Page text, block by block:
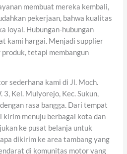
membuat mereka kembali,
pekerjaan, bahwa kualitas
loyal. Hubungan-hubungan
kami hargai. Menjadi supplier
tetapi membangun
sederhana kami di Jl. Moch.
3, Kel. Mulyorejo, Kec. Sukun,
rasa bangga. Dari tempat
kirim menuju berbagai kota dan
ke pusat belanja untuk
dikirim ke area tambang yang
di komunitas motor yang